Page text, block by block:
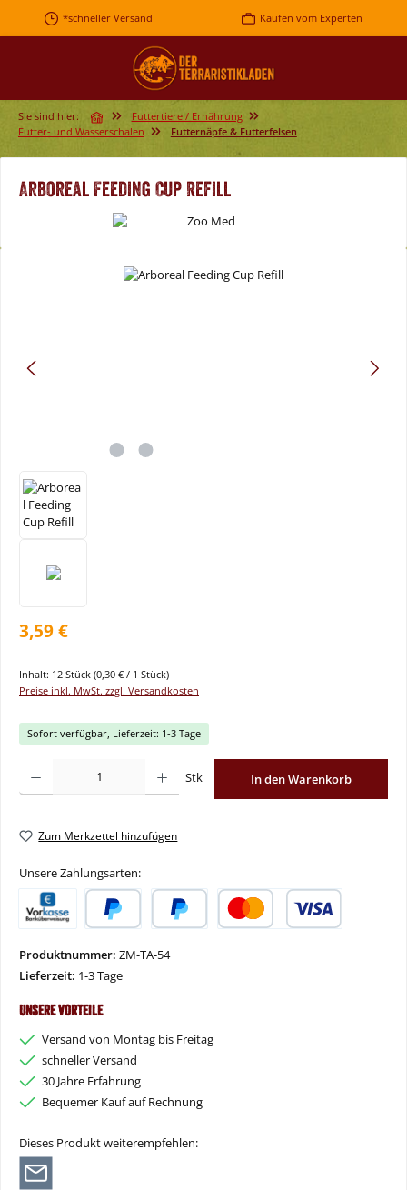
Zum Hauptinhalt springen
*schneller Versand Kaufen vom Experten
Sie sind hier:
Futtertiere / Ernährung
Futter- und Wasserschalen
Futternäpfe & Futterfelsen
Arboreal Feeding Cup Refill
Bildergalerie überspringen
3,59 €
Inhalt: 12 Stück (0,30 € / 1 Stück)
Preise inkl. MwSt. zzgl. Versandkosten
Sofort verfügbar, Lieferzeit: 1-3 Tage
Stk In den Warenkorb
Zum Merkzettel hinzufügen
Unsere Zahlungsarten:
Produktnummer: ZM-TA-54
Lieferzeit: 1-3 Tage
Unsere Vorteile
Versand von Montag bis Freitag
schneller Versand
30 Jahre Erfahrung
Bequemer Kauf auf Rechnung
Dieses Produkt weiterempfehlen: